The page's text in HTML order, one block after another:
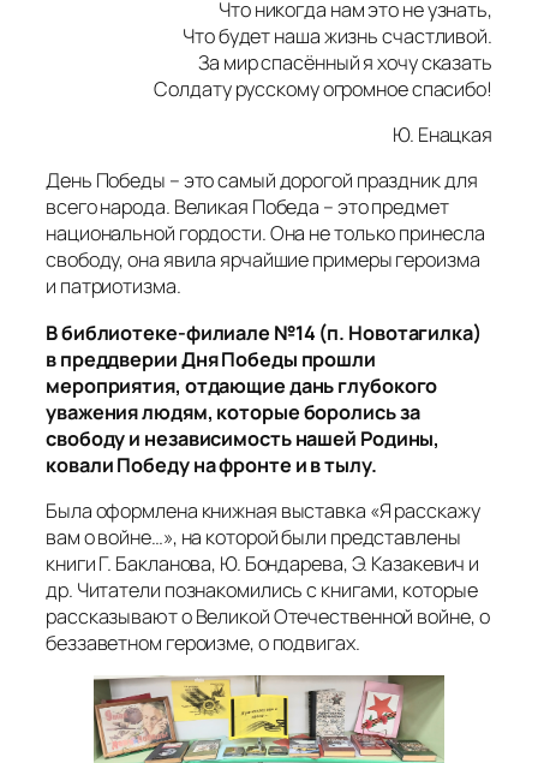
Что никогда нам это не узнать,
Что будет наша жизнь счастливой.
За мир спасённый я хочу сказать
Солдату русскому огромное спасибо!
Ю. Енацкая
День Победы – это самый дорогой праздник для
всего народа. Великая Победа – это предмет
национальной гордости. Она не только принесла
свободу, она явила ярчайшие примеры героизма
и патриотизма.
В библиотеке-филиале №14 (п. Новотагилка)
в преддверии Дня Победы прошли
мероприятия, отдающие дань глубокого
уважения людям, которые боролись за
свободу и независимость нашей Родины,
ковали Победу на фронте и в тылу.
Была оформлена книжная выставка «Я расскажу
вам о войне…», на которой были представлены
книги Г. Бакланова, Ю. Бондарева, Э. Казакевич и
др. Читатели познакомились с книгами, которые
рассказывают о Великой Отечественной войне, о
беззаветном героизме, о подвигах.